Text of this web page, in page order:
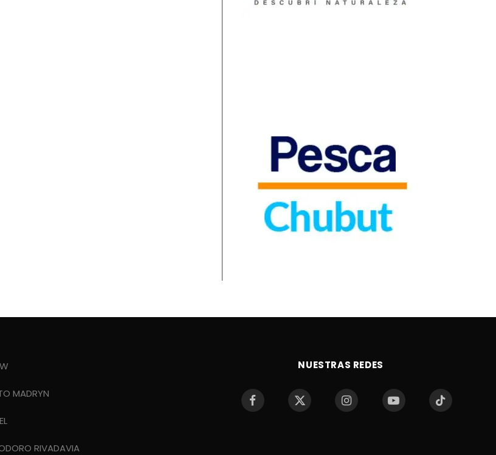
MADRYN
RIVADAVIA
NUESTRAS REDES
Facebook X
InstagramYouTube TikTok